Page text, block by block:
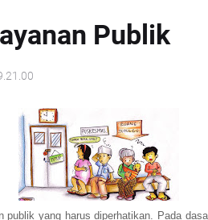
Publik
publik yang harus diperhatikan. Pada